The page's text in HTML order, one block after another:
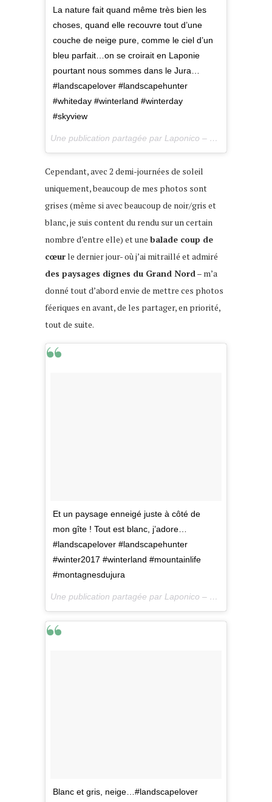
La nature fait quand même très bien les
choses, quand elle recouvre tout d’une
couche de neige pure, comme le ciel d’un
bleu parfait…on se croirait en Laponie
pourtant nous sommes dans le Jura…
#landscapelover #landscapehunter
#whiteday #winterland #winterday
#skyview
Une publication partagée par Laponico – Lifestyle & Outdoor (@laponico) le
Cependant, avec 2 demi-journées de soleil
uniquement, beaucoup de mes photos sont
grises (même si avec beaucoup de noir/gris et
blanc, je suis content du rendu sur un certain
nombre d’entre elle) et une balade coup de
cœurle dernier jour- où j’ai mitraillé et admiré
des paysages dignes du Grand Nord– m’a
donné tout d’abord envie de mettre ces photos
féeriques en avant, de les partager, en priorité,
tout de suite.
Et un paysage enneigé juste à côté de
mon gîte ! Tout est blanc, j’adore…
#landscapelover #landscapehunter
#winter2017 #winterland #mountainlife
#montagnesdujura
Une publication partagée par Laponico – Lifestyle & Outdoor (@laponico) le
Blanc et gris, neige…#landscapelover